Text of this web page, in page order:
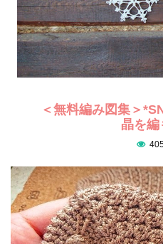
＜無料編み図集＞
晶を編